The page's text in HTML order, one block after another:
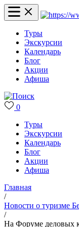
Туры
Экскурсии
Календарь
Блог
Акции
Афиша
0
Туры
Экскурсии
Календарь
Блог
Акции
Афиша
Главная
/
Новости о туризме
/
На Форуме деловых